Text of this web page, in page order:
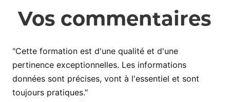
Vos commentaires
"Cette formation est d'une qualité et d'une
pertinence exceptionnelles. Les informations
données sont précises, vont à l'essentiel et sont
toujours pratiques."